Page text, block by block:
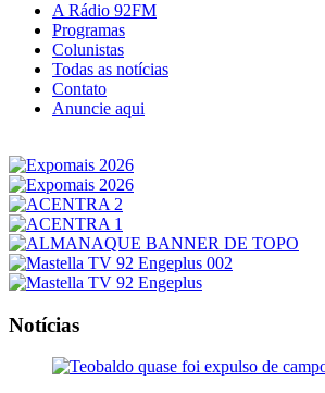
A Rádio 92FM
Programas
Colunistas
Todas as notícias
Contato
Anuncie aqui
Notícias